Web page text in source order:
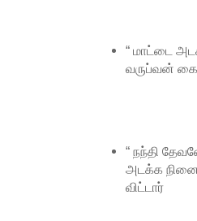
“ மாட்டை
வருப்வன்
“ நந்தி
அடக்க
விட்டார்